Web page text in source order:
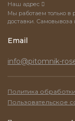
Наш адрес
Мы работаем только в
доставки. Самовывоза
Email
info@pitomnik-
Политика
Пользовательское